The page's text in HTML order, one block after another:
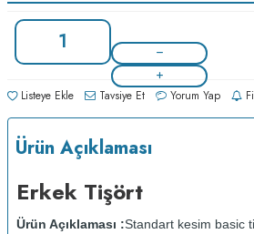
Listeye Ekle Tavsiye Et Yorum Yap
Ürün Açıklaması
Erkek Tişört
Ürün Açıklaması :Standart kesim basic